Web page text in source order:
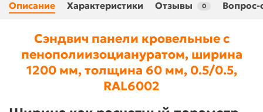
Описание Характеристики Отзывы 0 Вопрос-
Сэндвич панели кровельные с
пенополиизоциануратом, ширина
1200 мм, толщина 60 мм, 0.5/0.5,
RAL6002